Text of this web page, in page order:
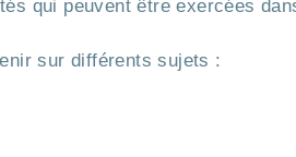
qui peuvent être exercées
sur différents sujets :